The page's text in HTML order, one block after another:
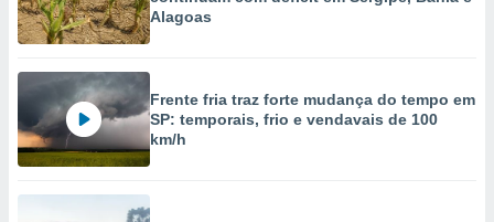
Alagoas
Frente fria traz forte mudança do tempo em
SP: temporais, frio e vendavais de 100
km/h